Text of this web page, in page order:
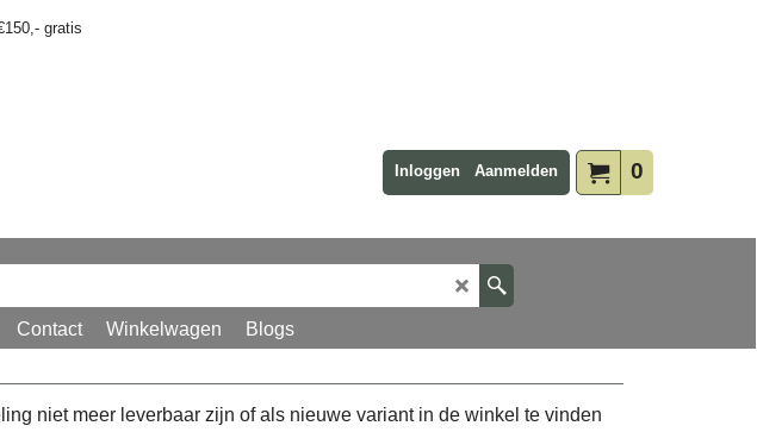
gratis
0
Inloggen Aanmelden
Contact Winkelwagen Blogs
niet meer leverbaar zijn of als nieuwe variant in de winkel te vinden